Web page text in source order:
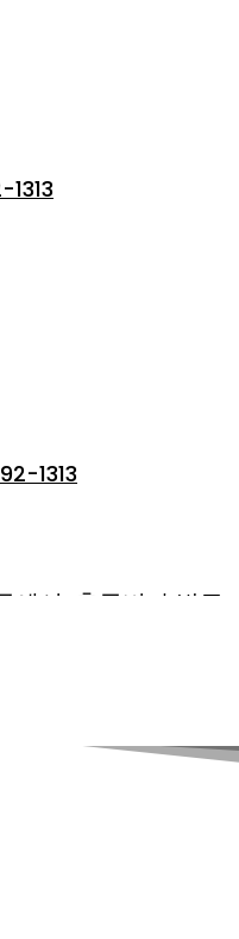
1313
에서 출국비자 발급
,공단, 주민센타,법원
연인 발급 사문서가